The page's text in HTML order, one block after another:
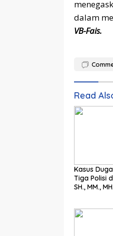
dalam
VB-Fais.
Read
Kasus
Tiga Polisi
SH., MM.,